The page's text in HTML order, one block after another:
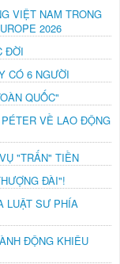
VIỆT NAM TRONG
2026
ĐỜI
CÓ 6 NGƯỜI
QUỐC"
VỀ LAO ĐỘNG
"TRẤN" TIỀN
ĐÀI"!
LUẬT SƯ PHÍA
ĐỘNG KHIÊU